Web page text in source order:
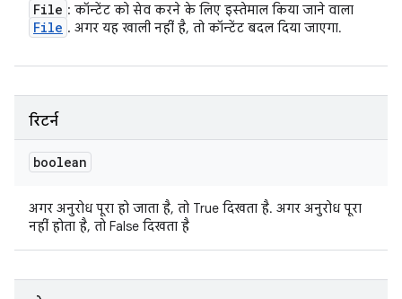
File : कॉन्टेंट को सेव करने के लिए इस्तेमाल किया जाने वाला
File . अगर यह खाली नहीं है, तो कॉन्टेंट बदल दिया जाएगा.
रिटर्न
boolean
अगर अनुरोध पूरा हो जाता है, तो True दिखता है. अगर अनुरोध पूरा
नहीं होता है, तो False दिखता है